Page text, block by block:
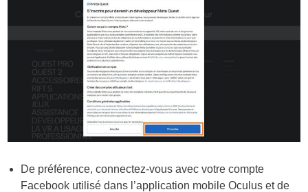
De préférence, connectez-vous avec votre compte
Facebook utilisé dans l’application mobile Oculus et de